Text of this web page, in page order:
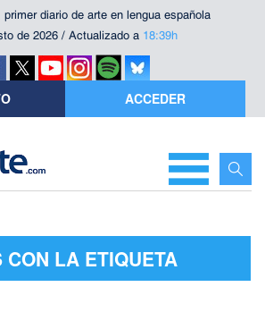
diario de arte en lengua española
de 2026 / Actualizado a 18:39h
ACCEDER
CON LA ETIQUETA